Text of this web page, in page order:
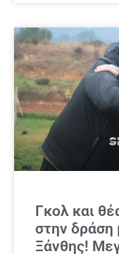
Γκολ και
στην δράση
Ξάνθης!